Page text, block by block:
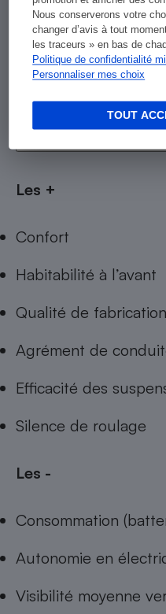
Nous conserverons votre
changer d’avis à tout
les traceurs » en bas de
Politique de confidentialité
Personnaliser mes choix
TOUT
Les +
Confort
Habitabilité à l’avant
Qualité de fabrication
Agrément de
Efficacité des
Silence de roulage
Les -
Consommation
Autonomie en
Visibilité moyenne